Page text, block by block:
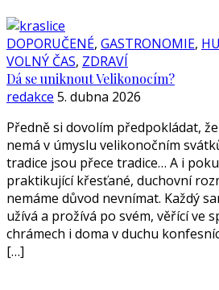
DOPORUČENÉ, GASTRONOMIE,
VOLNÝ ČAS, ZDRAVÍ
Dá se uniknout Velikonocím?
redakce 5. dubna 2026
Předně si dovolím předpokládat,
nemá v úmyslu velikonočním
tradice jsou přece tradice… A i
praktikující křesťané, duchovní
nemáme důvod nevnímat. Každý
užívá a prožívá po svém, věřící ve
chrámech i doma v duchu
[…]